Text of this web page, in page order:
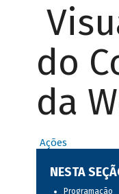
do
da
Ações
NESTA
Programação